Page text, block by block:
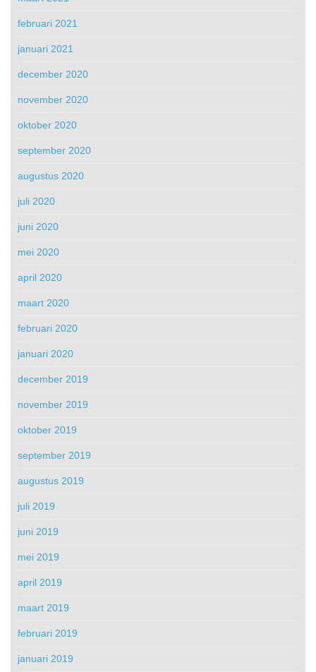
februari 2021
januari 2021
december 2020
november 2020
oktober 2020
september 2020
augustus 2020
juli 2020
juni 2020
mei 2020
april 2020
maart 2020
februari 2020
januari 2020
december 2019
november 2019
oktober 2019
september 2019
augustus 2019
juli 2019
juni 2019
mei 2019
april 2019
maart 2019
februari 2019
januari 2019